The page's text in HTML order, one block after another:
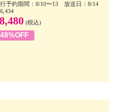
予約期間：8/10〜13 放送日：8/14
(税込)
48%OFF